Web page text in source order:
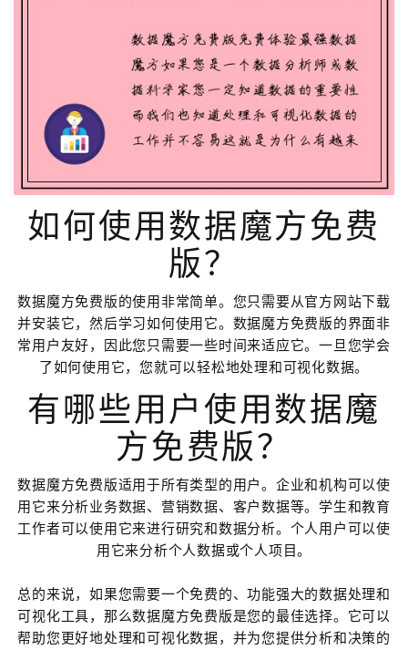
如何使用数据魔方免费
版？
数据魔方免费版的使用非常简单。您只需要从官方网站下载
并安装它，然后学习如何使用它。数据魔方免费版的界面非
常用户友好，因此您只需要一些时间来适应它。一旦您学会
了如何使用它，您就可以轻松地处理和可视化数据。
有哪些用户使用数据魔
方免费版？
数据魔方免费版适用于所有类型的用户。企业和机构可以使
用它来分析业务数据、营销数据、客户数据等。学生和教育
工作者可以使用它来进行研究和数据分析。个人用户可以使
用它来分析个人数据或个人项目。
总的来说，如果您需要一个免费的、功能强大的数据处理和
可视化工具，那么数据魔方免费版是您的最佳选择。它可以
帮助您更好地处理和可视化数据，并为您提供分析和决策的